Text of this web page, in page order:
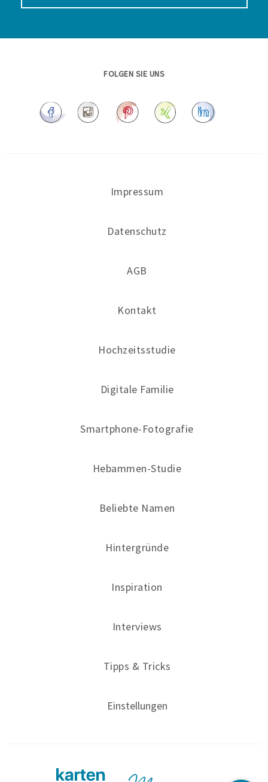
FOLGEN SIE UNS
Impressum
Datenschutz
AGB
Kontakt
Hochzeitsstudie
Digitale Familie
Smartphone-Fotografie
Hebammen-Studie
Beliebte Namen
Hintergründe
Inspiration
Interviews
Tipps & Tricks
Einstellungen